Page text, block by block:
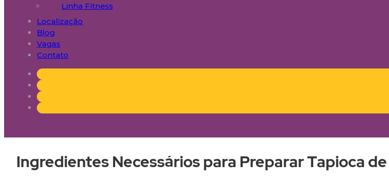
Linha Fitness
Localização
Blog
Vagas
Contato
Ingredientes Necessários para Preparar Tapioca